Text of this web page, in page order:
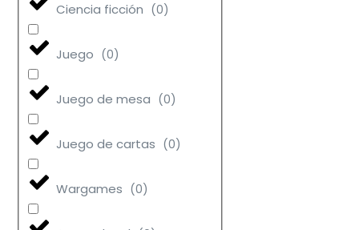
Ciencia ficción (0)
Juego (0)
Juego de mesa (0)
Juego de cartas (0)
Wargames (0)